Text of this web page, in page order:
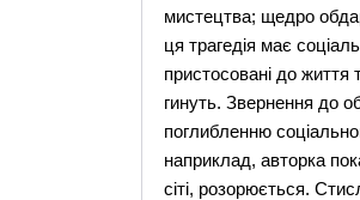
мистецтва; щедро
ця трагедія має
пристосовані до
гинуть. Звернення до
поглибленню
наприклад, авторка
сіті, розорюється.